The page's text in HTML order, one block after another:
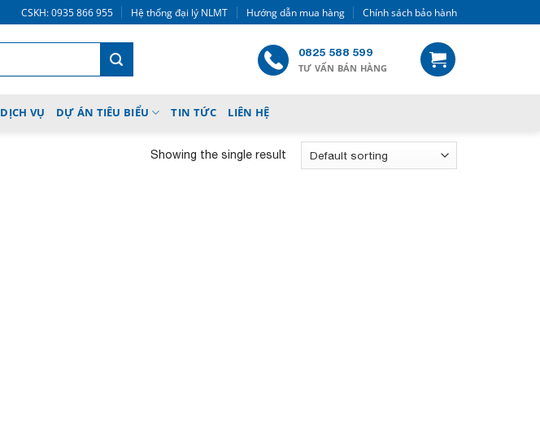
CSKH: 0935 866 955 Hệ thống đại lý NLMT Hướng dẫn mua hàng Chính sách bảo hành
0825 588 599
TƯ VẤN BÁN HÀNG
DỊCH VỤ DỰ ÁN TIÊU BIỂU TIN TỨC LIÊN HỆ
Showing the single result